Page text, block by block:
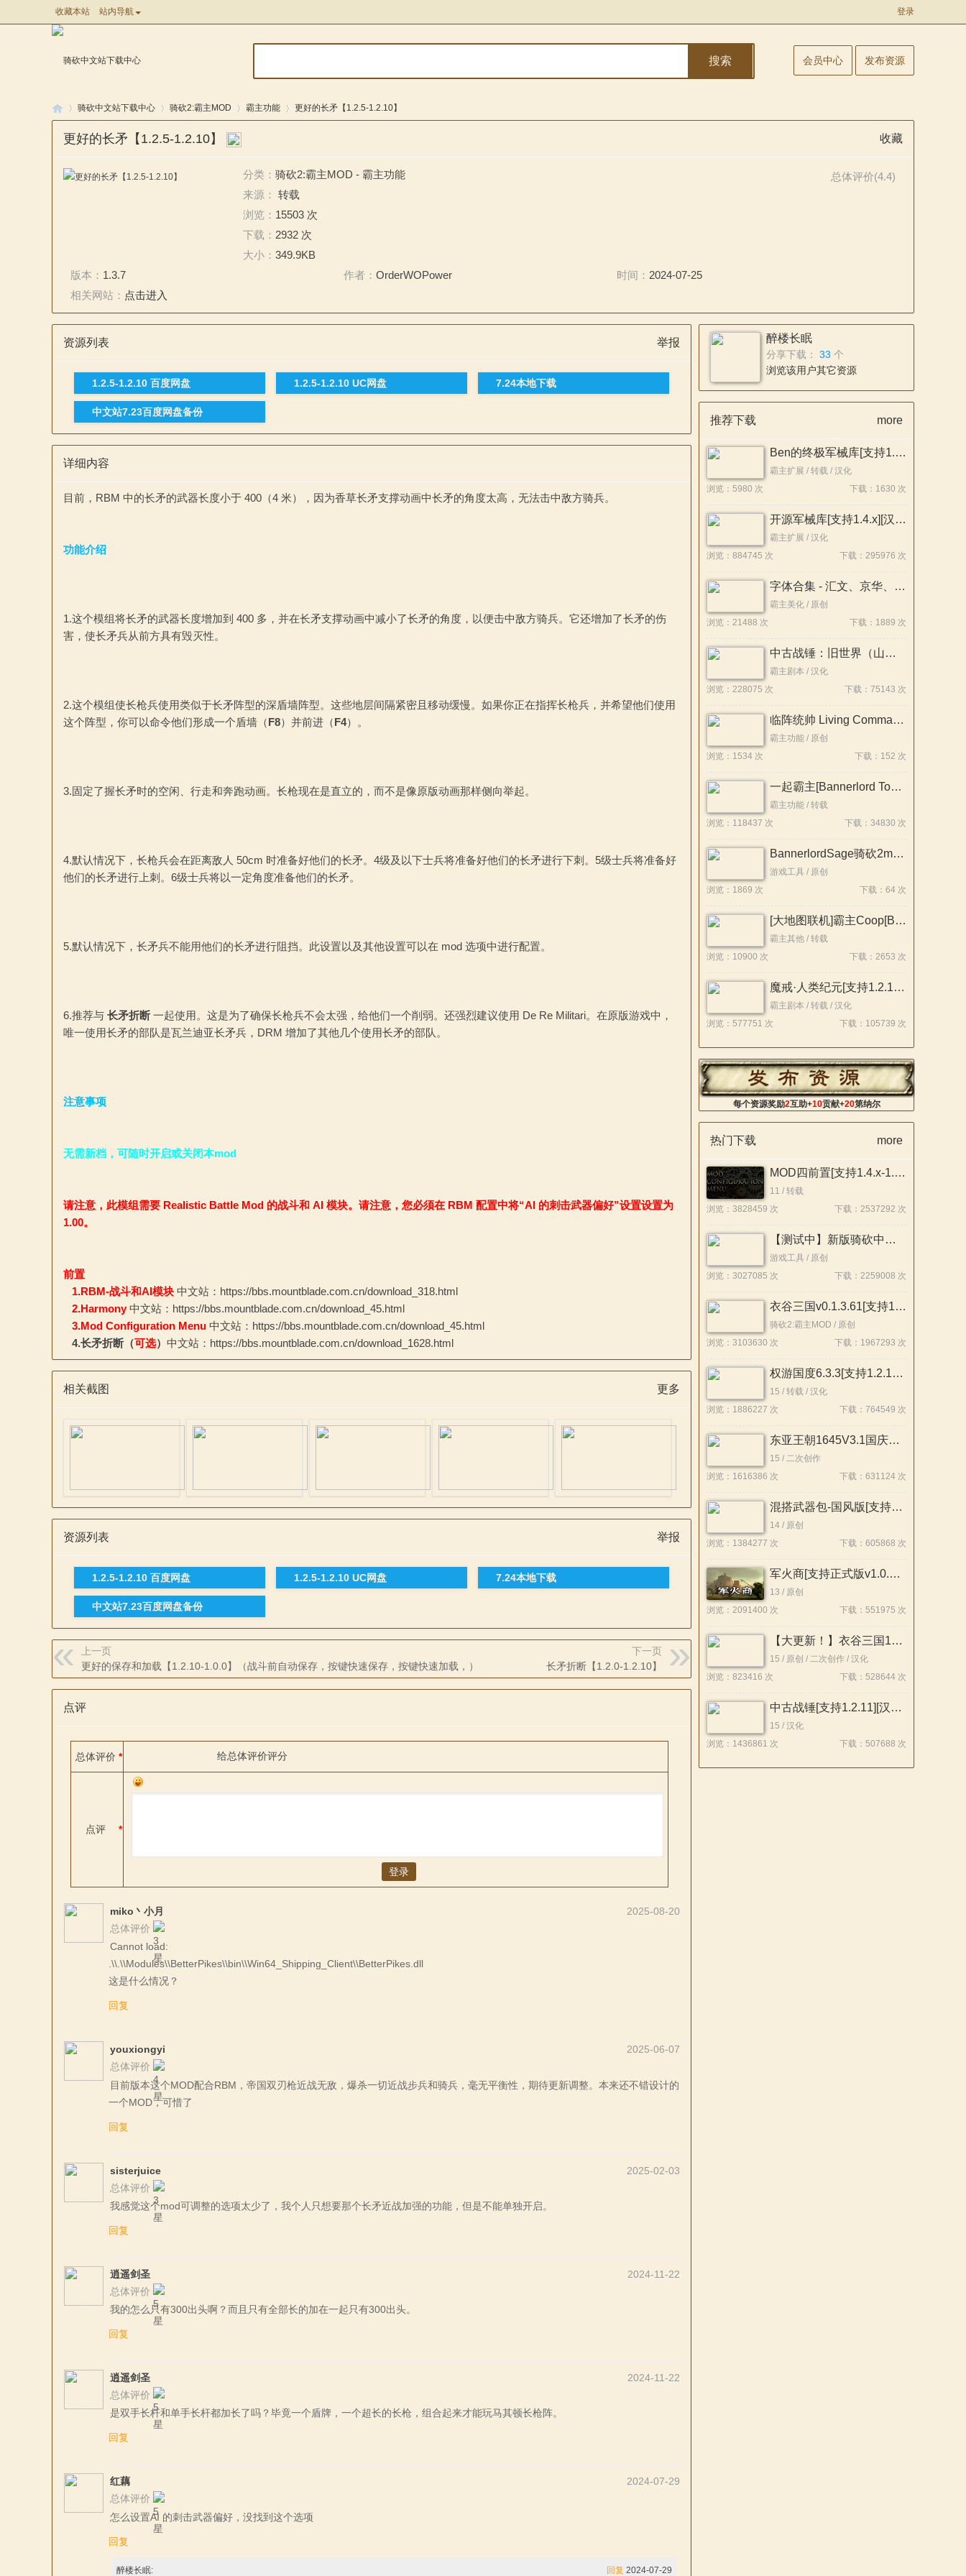
收藏本站 站内导航 登录
搜索 会员中心 发布资源
马
»
骑砍中文站下载中心 骑砍2:霸主MOD 霸主功能
»
更好的长矛【1.2.5-1.2.10】
更好的长矛【1.2.5-1.2.10】 收藏
总体评价(4.4)
分类： 骑砍2:霸主MOD - 霸主功能
来源： 转载
浏览： 15503 次
下载： 2932 次
大小： 349.9KB
版本： 1.3.7 作者： OrderWOPower 时间： 2024-07-25
相关网站： 点击进入
资源列表 举报
1.2.5-1.2.10 百度网盘 1.2.5-1.2.10 UC网盘 7.24本地下载
中文站7.23百度网盘备份
详细内容
目前，RBM 中的长矛的武器长度小于 400（4 米），因为香草长矛支撑动画中长矛的角度太高，无法击中敌方骑兵。
功能介绍
1.这个模组将长矛的武器长度增加到 400 多，并在长矛支撑动画中减小了长矛的角度，以便击中敌方骑兵。它还增加了长矛的伤
害，使长矛兵从前方具有毁灭性。
2.这个模组使长枪兵使用类似于长矛阵型的深盾墙阵型。这些地层间隔紧密且移动缓慢。如果你正在指挥长枪兵，并希望他们使用
这个阵型，你可以命令他们形成一个盾墙（F8）并前进（F4）。
3.固定了握长矛时的空闲、行走和奔跑动画。长枪现在是直立的，而不是像原版动画那样侧向举起。
4.默认情况下，长枪兵会在距离敌人 50cm 时准备好他们的长矛。4级及以下士兵将准备好他们的长矛进行下刺。5级士兵将准备好
他们的长矛进行上刺。6级士兵将以一定角度准备他们的长矛。
5.默认情况下，长矛兵不能用他们的长矛进行阻挡。此设置以及其他设置可以在 mod 选项中进行配置。
6.推荐与 长矛折断 一起使用。这是为了确保长枪兵不会太强，给他们一个削弱。还强烈建议使用 De Re Militari。在原版游戏中，
唯一使用长矛的部队是瓦兰迪亚长矛兵，DRM 增加了其他几个使用长矛的部队。
注意事项
无需新档，可随时开启或关闭本mod
请注意，此模组需要 Realistic Battle Mod 的战斗和 AI 模块。请注意，您必须在 RBM 配置中将“AI 的刺击武器偏好”设置设置为
1.00。
前置
1.RBM-战斗和AI模块 中文站：https://bbs.mountblade.com.cn/download_318.html
2.Harmony 中文站：https://bbs.mountblade.com.cn/download_45.html
3.Mod Configuration Menu 中文站：https://bbs.mountblade.com.cn/download_45.html
4.长矛折断（可选） 中文站：https://bbs.mountblade.com.cn/download_1628.html
相关截图 更多
资源列表 举报
1.2.5-1.2.10 百度网盘 1.2.5-1.2.10 UC网盘 7.24本地下载
中文站7.23百度网盘备份
上一页
更好的保存和加载【1.2.10-1.0.0】（战斗前自动保存，按键快速保存，按键快速加载，）
下一页
长矛折断【1.2.0-1.2.10】
点评
*
总体评价 给总体评价评分
*
点评
登录
miko丶小月
总体评价
Cannot load:
.\\.\\Modules\\BetterPikes\\bin\\Win64_Shipping_Client\\BetterPikes.dll
这是什么情况？
回复
2025-08-20
youxiongyi
总体评价
目前版本这个MOD配合RBM，帝国双刃枪近战无敌，爆杀一切近战步兵和骑兵，毫无平衡性，期待更新调整。本来还不错设计的
一个MOD，可惜了
回复
2025-06-07
sisterjuice
总体评价
我感觉这个mod可调整的选项太少了，我个人只想要那个长矛近战加强的功能，但是不能单独开启。
回复
2025-02-03
逍遥剑圣
总体评价
我的怎么只有300出头啊？而且只有全部长的加在一起只有300出头。
回复
2024-11-22
逍遥剑圣
总体评价
是双手长杆和单手长杆都加长了吗？毕竟一个盾牌，一个超长的长枪，组合起来才能玩马其顿长枪阵。
回复
2024-11-22
红藕
总体评价
怎么设置AI 的刺击武器偏好，没找到这个选项
回复
2024-07-29
醉楼长眠: 回复 2024-07-29
醉楼长眠
分享下载： 33 个
浏览该用户其它资源
推荐下载 more
Ben的终极军械库[支持1.4.X][外置汉化版]
霸主扩展 / 转载 / 汉化
浏览：5980 次
下载：1630 次
开源军械库[支持1.4.x][汉化版]
霸主扩展 / 汉化
浏览：884745 次
下载：295976 次
字体合集 - 汇文、京华、朝华、霞鹜、华米OV荣、更纱、思源等系列
霸主美化 / 原创
浏览：21488 次
下载：1889 次
中古战锤：旧世界（山间之战）
霸主剧本 / 汉化
浏览：228075 次
下载：75143 次
临阵统帅 Living Commanders [支持1.4.7/1.3.15][原创]
霸主功能 / 原创
浏览：1534 次
下载：152 次
一起霸主[Bannerlord Together]【多人联机】
霸主功能 / 转载
浏览：118437 次
下载：34830 次
BannerlordSage骑砍2mcp工具
游戏工具 / 原创
浏览：1869 次
下载：64 次
[大地图联机]霸主Coop[Bannlord Coop][支持1.4.7]
霸主其他 / 转载
浏览：10900 次
下载：2653 次
魔戒·人类纪元[支持1.2.12][2月最终版]
霸主剧本 / 转载 / 汉化
浏览：577751 次
下载：105739 次
每个资源奖励2互助+10贡献+20第纳尔
热门下载 more
MOD四前置[支持1.4.x-1.1.x]26.07.22
11 / 转载
浏览：3828459 次
下载：2537292 次
【测试中】新版骑砍中文站Mod管理器
游戏工具 / 原创
浏览：3027085 次
下载：2259008 次
衣谷三国v0.1.3.61[支持1.2.12][Demo版本]
骑砍2:霸主MOD / 原创
浏览：3103630 次
下载：1967293 次
权游国度6.3.3[支持1.2.12-1.2.10]
15 / 转载 / 汉化
浏览：1886227 次
下载：764549 次
东亚王朝1645V3.1国庆版[支持1.2.12][整合版]
15 / 二次创作
浏览：1616386 次
下载：631124 次
混搭武器包-国风版[支持1.3x-1.2x][原创]
14 / 原创
浏览：1384277 次
下载：605868 次
军火商[支持正式版v1.0.1][原创]
13 / 原创
浏览：2091400 次
下载：551975 次
【大更新！】衣谷三国196大拓展【支持1.212】稳定版发布！！
15 / 原创 / 二次创作 / 汉化
浏览：823416 次
下载：528644 次
中古战锤[支持1.2.11][汉化版]汉化包v2
15 / 汉化
浏览：1436861 次
下载：507688 次